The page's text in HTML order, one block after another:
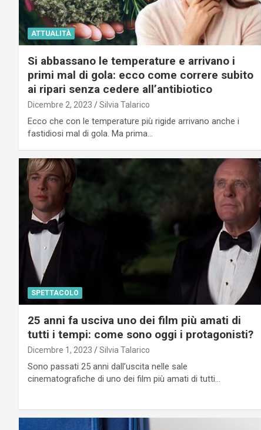
ATTUALITÀ
Si abbassano le temperature e arrivano i
primi mal di gola: ecco come correre subito
ai ripari senza cedere all’antibiotico
Dicembre 2, 2023 Silvia Talarico
Ecco che con le temperature più rigide arrivano anche i
fastidiosi mal di gola. Ma prima…
SPETTACOLO
25 anni fa usciva uno dei film più amati di
tutti i tempi: come sono oggi i protagonisti?
Dicembre 1, 2023 Silvia Talarico
Sono passati 25 anni dall’uscita nelle sale
cinematografiche di uno dei film più amati di tutti…